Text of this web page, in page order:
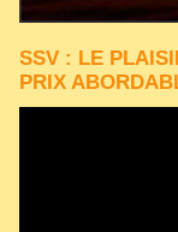
SSV : LE
PRIX